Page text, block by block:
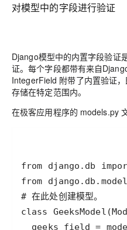
对模型中的字段进行验证
Django模型中的内置字段验证
证。每个字段都带有来自
IntegerField 附带了内置验证
存储在特定范围内。
在极客应用程序的 models.py